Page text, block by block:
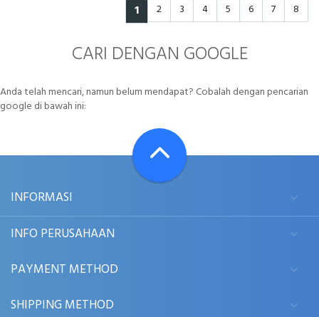
1 2 3 4 5 6 7 8
CARI DENGAN GOOGLE
Anda telah mencari, namun belum mendapat? Cobalah dengan pencarian
google di bawah ini:
INFORMASI
INFO PERUSAHAAN
PAYMENT METHOD
SHIPPING METHOD